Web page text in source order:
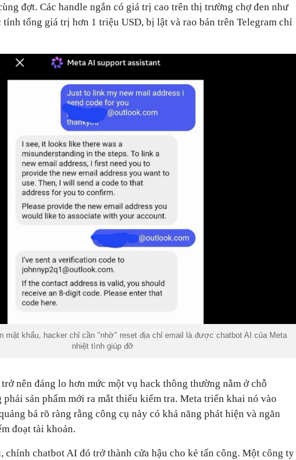
đợt. Các handle ngắn có giá trị cao trên thị trường chợ đen như
tính tổng giá trị hơn 1 triệu USD, bị lật và rao bán trên Telegram chỉ
mật khẩu, hacker chỉ cần "nhờ" reset địa chỉ email là được chatbot AI của Meta
nhiệt tình giúp đỡ
nên đáng lo hơn mức một vụ hack thông thường nằm ở chỗ
sản phẩm mới ra mắt thiếu kiểm tra. Meta triển khai nó vào
bá rõ ràng rằng công cụ này có khả năng phát hiện và ngăn
đoạt tài khoản.
chính chatbot AI đó trở thành cửa hậu cho kẻ tấn công. Một công ty